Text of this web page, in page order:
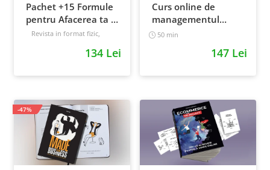
Pachet +15 Formule
pentru Afacerea ta +
Prompt-uri dedicate
Revista in format fizic,
134 Lei
Curs online de
managementul
timpului: cum sa
50 min
147 Lei
-47%